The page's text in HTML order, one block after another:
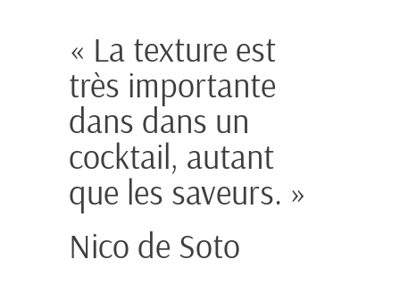
« La texture est
très importante
dans dans un
cocktail, autant
que les saveurs. »
Nico de Soto